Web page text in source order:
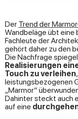
Der Trend der
Wandbeläge übt eine
Fachleute der
gehört daher zu den
Die Nachfrage
Realisierungen
Touch zu verleihen
leistungsbezogenen
„Marmor“
Dahinter steckt auch
auf eine